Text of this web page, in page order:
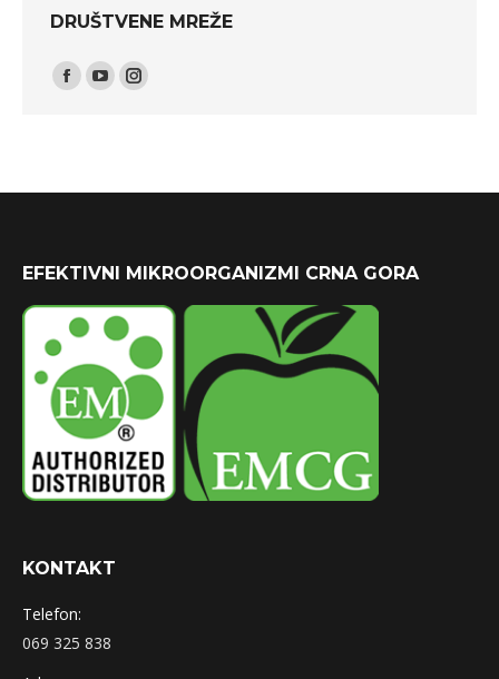
DRUŠTVENE MREŽE
Find us on:
Facebook
YouTubeInstagram
EFEKTIVNI MIKROORGANIZMI CRNA GORA
KONTAKT
Telefon:
069 325 838